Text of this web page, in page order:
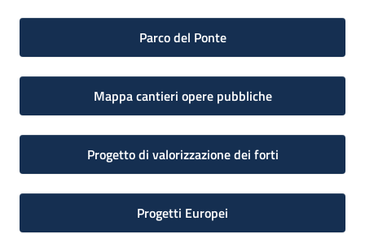
Parco del Ponte
Mappa cantieri opere pubbliche
Progetto di valorizzazione dei forti
Progetti Europei